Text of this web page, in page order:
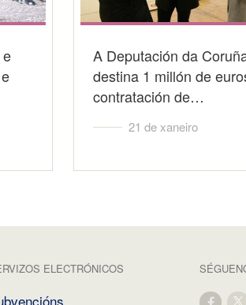
A Deputación da
destina 1 millón de
contratación de…
21 de xaneiro
ELECTRÓNICOS